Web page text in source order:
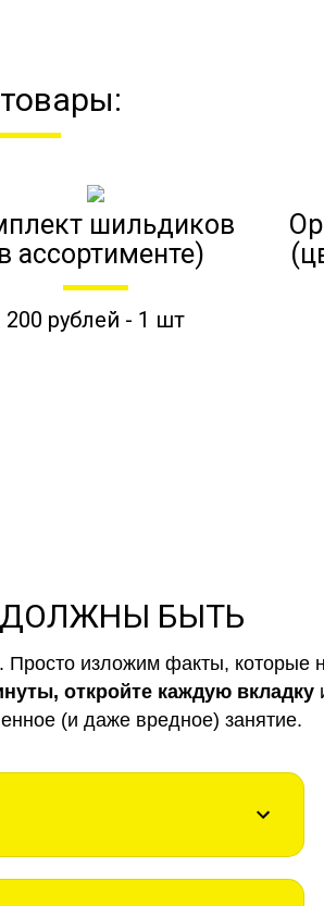
шильдиков
ассортименте)
200 рублей - 1 шт
ДОЛЖНЫ БЫТЬ
изложим факты, которые
откройте каждую вкладку
(и даже вредное) занятие.